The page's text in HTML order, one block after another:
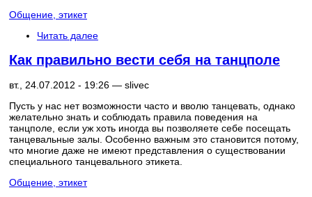
Общение, этикет
Читать далее
Как правильно вести себя на танцполе
вт., 24.07.2012 - 19:26 — slivec
Пусть у нас нет возможности часто и вволю танцевать, однако
желательно знать и соблюдать правила поведения на
танцполе, если уж хоть иногда вы позволяете себе посещать
танцевальные залы. Особенно важным это становится потому,
что многие даже не имеют представления о существовании
специального танцевального этикета.
Общение, этикет